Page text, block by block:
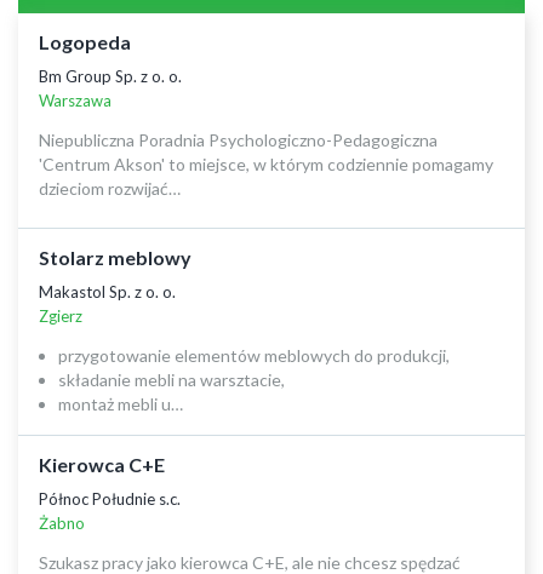
Logopeda
Bm Group Sp. z o. o.
Warszawa
Niepubliczna Poradnia Psychologiczno-Pedagogiczna
'Centrum Akson' to miejsce, w którym codziennie pomagamy
dzieciom rozwijać…
Stolarz meblowy
Makastol Sp. z o. o.
Zgierz
przygotowanie elementów meblowych do produkcji,
składanie mebli na warsztacie,
montaż mebli u…
Kierowca C+E
Północ Południe s.c.
Żabno
Szukasz pracy jako kierowca C+E, ale nie chcesz spędzać